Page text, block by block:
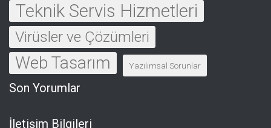
Teknik Servis Hizmetleri
Virüsler ve Çözümleri
Web Tasarım Yazılımsal Sorunlar
Son Yorumlar
İletişim Bilgileri